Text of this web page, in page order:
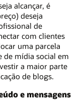
alcançar, é
deseja
de
com clientes
uma parcela
de mídia social em
a maior parte
de blogs.
e mensagens